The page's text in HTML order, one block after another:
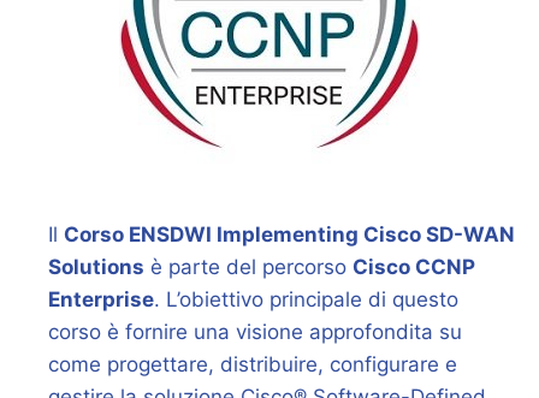
Il Corso ENSDWI Implementing Cisco SD-WAN
Solutions è parte del percorso Cisco CCNP
Enterprise. L’obiettivo principale di questo
corso è fornire una visione approfondita su
come progettare, distribuire, configurare e